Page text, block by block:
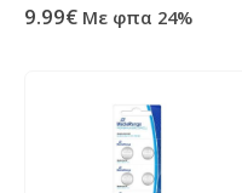
0out of 5
9.99€ Με φπα 24%